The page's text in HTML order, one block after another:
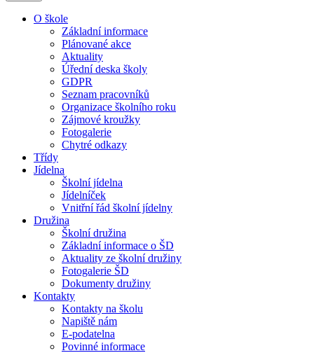
O škole
Základní informace
Plánované akce
Aktuality
Úřední deska školy
GDPR
Seznam pracovníků
Organizace školního roku
Zájmové kroužky
Fotogalerie
Chytré odkazy
Třídy
Jídelna
Školní jídelna
Jídelníček
Vnitřní řád školní jídelny
Družina
Školní družina
Základní informace o ŠD
Aktuality ze školní družiny
Fotogalerie ŠD
Dokumenty družiny
Kontakty
Kontakty na školu
Napiště nám
E-podatelna
Povinné informace